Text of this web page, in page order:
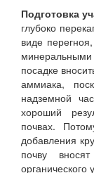
Подготовка
глубоко
виде
посадке
аммиака,
надземной
хороший
почвах.
добавления
почву